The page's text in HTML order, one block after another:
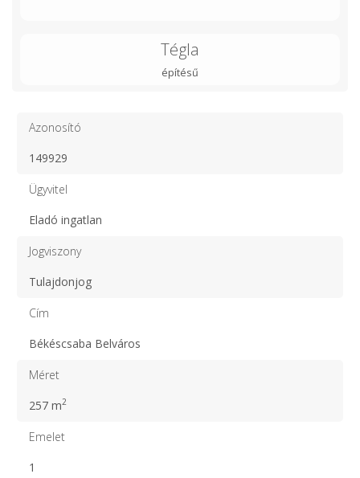
Tégla
építésű
Azonosító
149929
Ügyvitel
Eladó ingatlan
Jogviszony
Tulajdonjog
Cím
Békéscsaba Belváros
Méret
257 m2
Emelet
1